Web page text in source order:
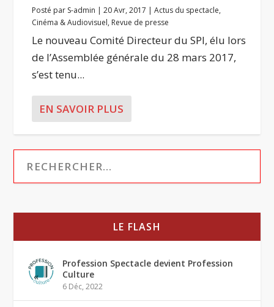
Posté par S-admin |20 Avr, 2017 |Actus du spectacle,
Cinéma & Audiovisuel, Revue de presse
Le nouveau Comité Directeur du SPI, élu lors
de l’Assemblée générale du 28 mars 2017,
s’est tenu...
EN SAVOIR PLUS
LE FLASH
Profession Spectacle devient Profession
Culture
6 Déc, 2022